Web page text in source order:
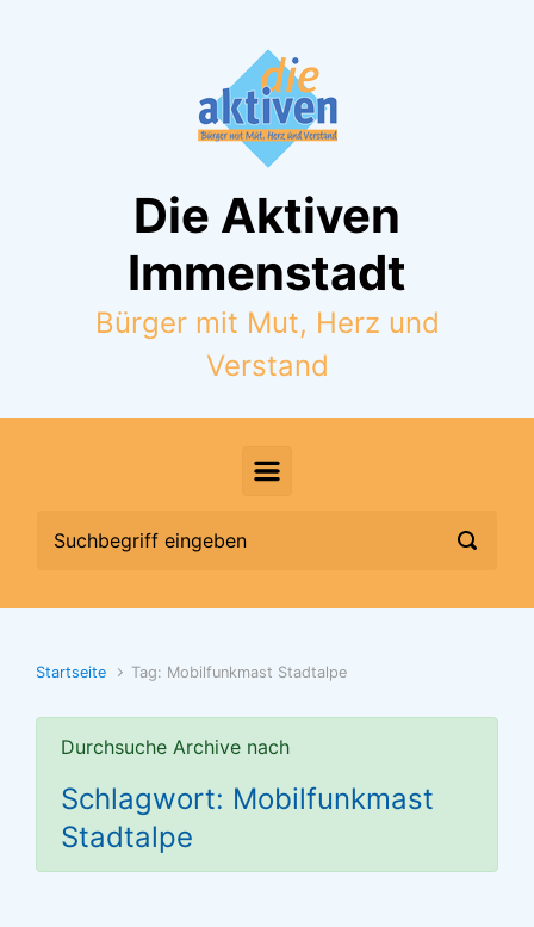
Die Aktiven
Immenstadt
Bürger mit Mut, Herz und
Verstand
Startseite Tag: Mobilfunkmast Stadtalpe
Durchsuche Archive nach
Schlagwort: Mobilfunkmast
Stadtalpe